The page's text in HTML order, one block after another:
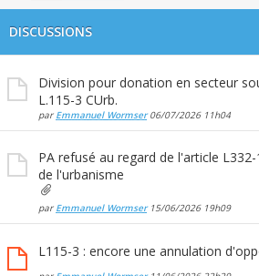
DISCUSSIONS
Division pour donation en secteur
L.115-3 CUrb.
par Emmanuel Wormser06/07/2026 11h04
PA refusé au regard de l'article
de l'urbanisme
par Emmanuel Wormser15/06/2026 19h09
L115-3 : encore une annulation